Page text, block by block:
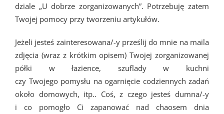
dziale „U dobrze zorganizowanych”. Potrzebuję zatem
Twojej pomocy przy tworzeniu artykułów.
Jeżeli jesteś zainteresowana/-y prześlij do mnie na maila
zdjęcia (wraz z krótkim opisem) Twojej zorganizowanej
półki w łazience, szuflady w kuchni
czy Twojego pomysłu na ogarnięcie codziennych zadań
około domowych, itp.. Coś, z czego jesteś dumna/-y
i co pomogło Ci zapanować nad chaosem dnia